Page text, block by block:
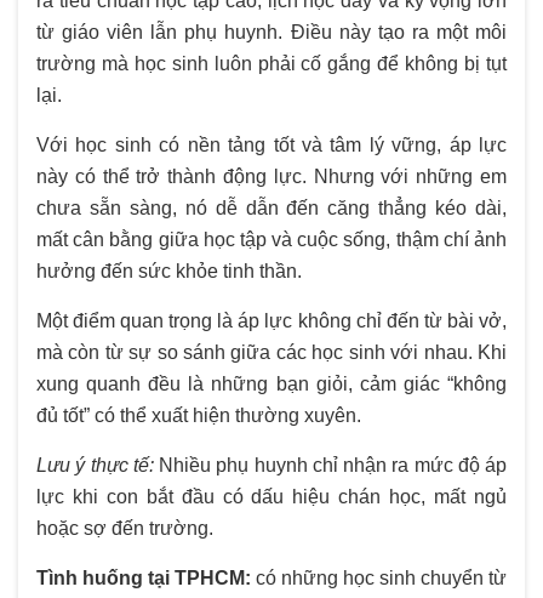
từ giáo viên lẫn phụ huynh. Điều này tạo ra một môi
trường mà học sinh luôn phải cố gắng để không bị tụt
lại.
Với học sinh có nền tảng tốt và tâm lý vững, áp lực
này có thể trở thành động lực. Nhưng với những em
chưa sẵn sàng, nó dễ dẫn đến căng thẳng kéo dài,
mất cân bằng giữa học tập và cuộc sống, thậm chí ảnh
hưởng đến sức khỏe tinh thần.
Một điểm quan trọng là áp lực không chỉ đến từ bài vở,
mà còn từ sự so sánh giữa các học sinh với nhau. Khi
xung quanh đều là những bạn giỏi, cảm giác “không
đủ tốt” có thể xuất hiện thường xuyên.
Lưu ý thực tế:Nhiều phụ huynh chỉ nhận ra mức độ áp
lực khi con bắt đầu có dấu hiệu chán học, mất ngủ
hoặc sợ đến trường.
Tình huống tại TPHCM: có những học sinh chuyển từ